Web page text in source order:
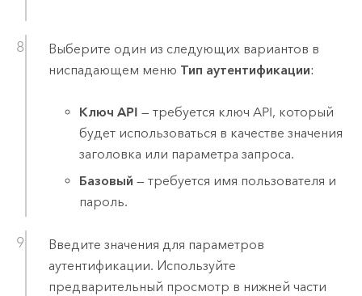
Выберите один из следующих вариантов в
ниспадающем меню Тип аутентификации:
Ключ API — требуется ключ API, который
будет использоваться в качестве значения
заголовка или параметра запроса.
Базовый — требуется имя пользователя и
пароль.
Введите значения для параметров
аутентификации. Используйте
предварительный просмотр в нижней части